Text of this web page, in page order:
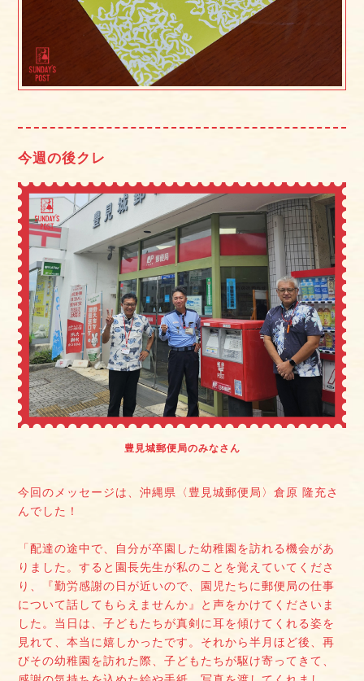
今週の後クレ
豊見城郵便局のみなさん
今回のメッセージは、沖縄県〈豊見城郵便局〉倉原 隆充さ
んでした！
「配達の途中で、自分が卒園した幼稚園を訪れる機会があ
りました。すると園長先生が私のことを覚えていてくださ
り、『勤労感謝の日が近いので、園児たちに郵便局の仕事
について話してもらえませんか』と声をかけてくださいま
した。当日は、子どもたちが真剣に耳を傾けてくれる姿を
見れて、本当に嬉しかったです。それから半月ほど後、再
びその幼稚園を訪れた際、子どもたちが駆け寄ってきて、